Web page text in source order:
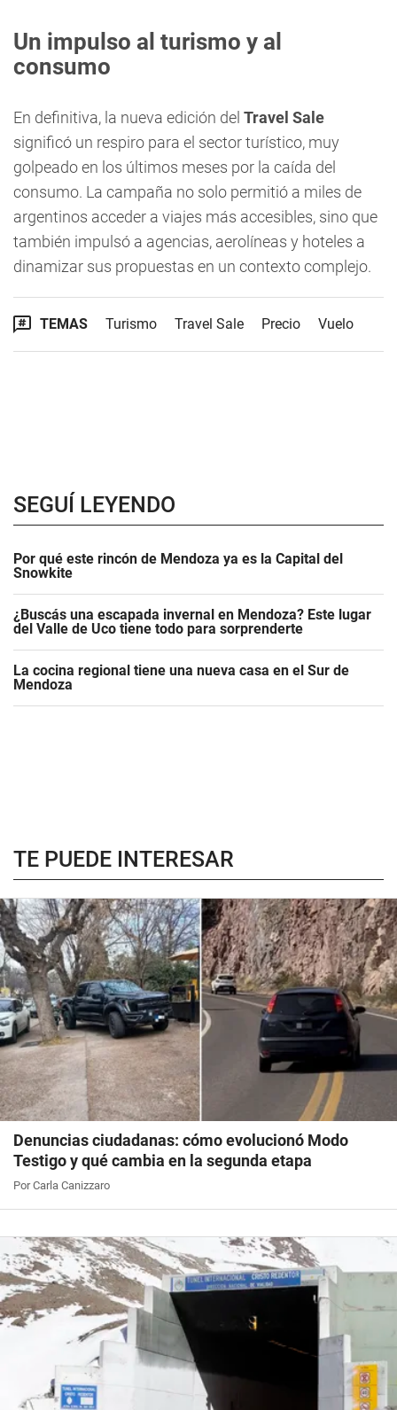
Un impulso al turismo y al
consumo
En definitiva, la nueva edición del Travel Sale
significó un respiro para el sector turístico, muy
golpeado en los últimos meses por la caída del
consumo. La campaña no solo permitió a miles de
argentinos acceder a viajes más accesibles, sino que
también impulsó a agencias, aerolíneas y hoteles a
dinamizar sus propuestas en un contexto complejo.
TEMAS Turismo Travel Sale Precio Vuelo
SEGUÍ LEYENDO
Por qué este rincón de Mendoza ya es la Capital del
Snowkite
¿Buscás una escapada invernal en Mendoza? Este lugar
del Valle de Uco tiene todo para sorprenderte
La cocina regional tiene una nueva casa en el Sur de
Mendoza
TE PUEDE INTERESAR
Denuncias ciudadanas: cómo evolucionó Modo
Testigo y qué cambia en la segunda etapa
Por Carla Canizzaro